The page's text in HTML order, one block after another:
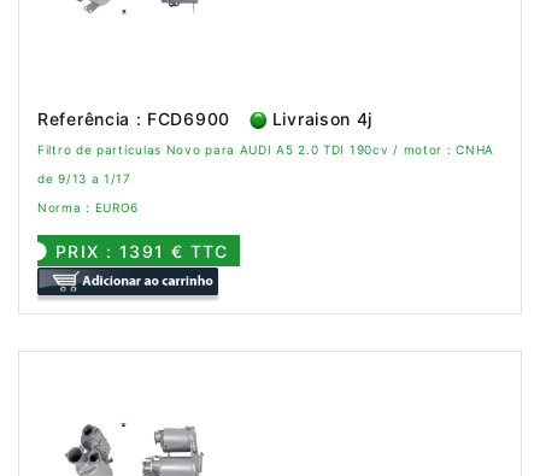
Referência : FCD6900 Livraison 4j
Filtro de partículas Novo para AUDI A5 2.0 TDI 190cv / motor : CNHA
de 9/13 a 1/17
Norma : EURO6
PRIX : 1391 € TTC